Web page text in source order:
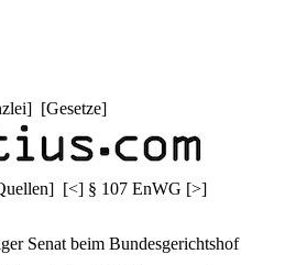
] [Gesetze]
] [<] § 107 EnWG [>]
Senat beim Bundesgerichtshof